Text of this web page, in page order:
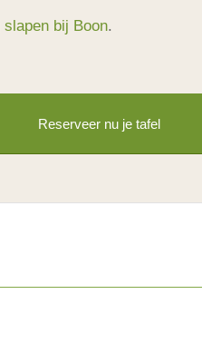
slapen bij Boon.
Reserveer nu je tafel